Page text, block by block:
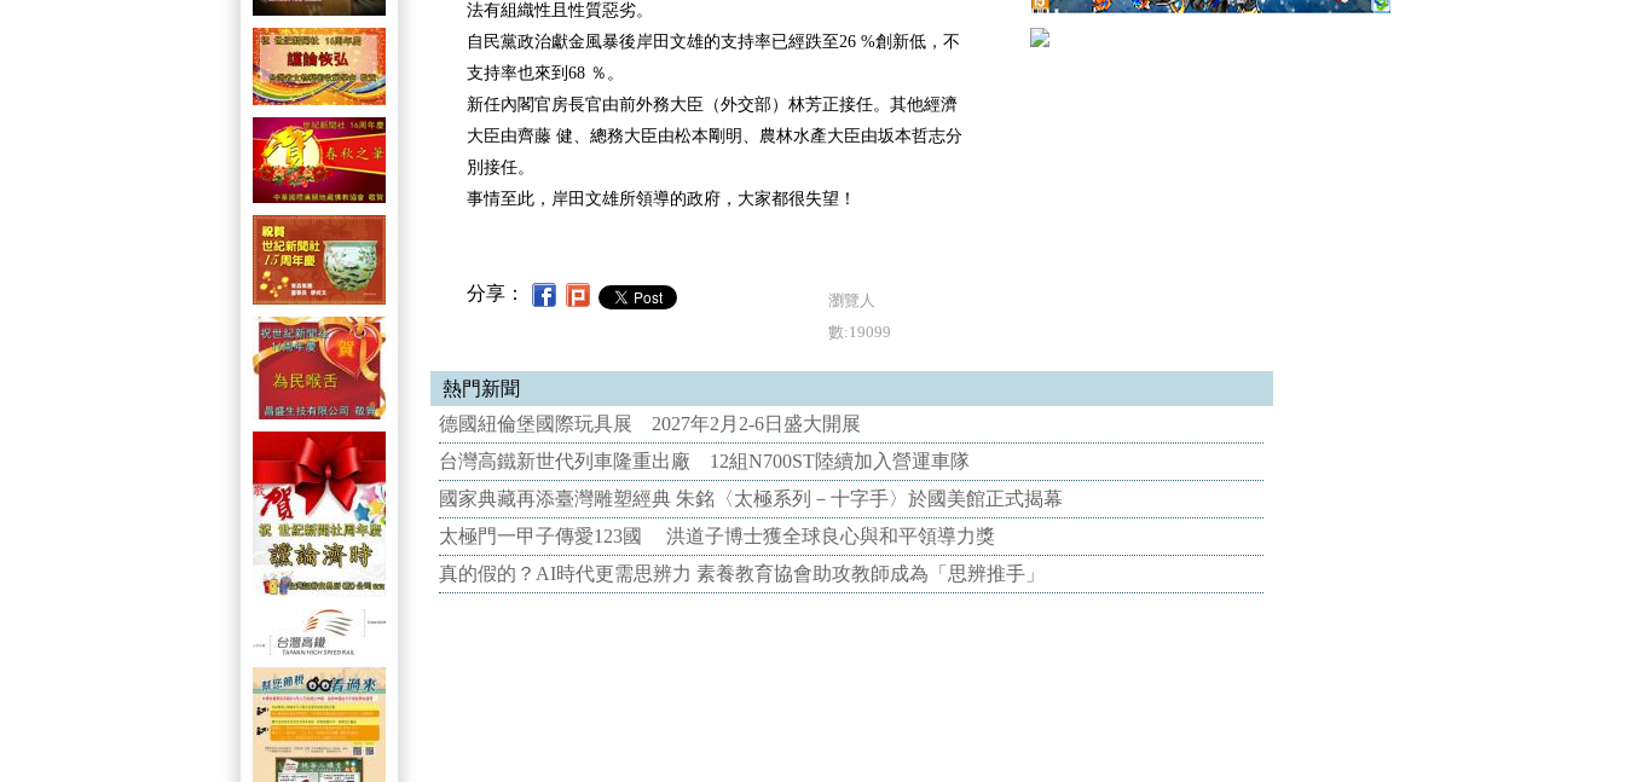
法有組織性且性質惡劣。
自民黨政治獻金風暴後岸田文雄的支持率已經跌至26 %創新低，不
支持率也來到68 ％。
新任內閣官房長官由前外務大臣（外交部）林芳正接任。其他經濟
大臣由齊藤 健、總務大臣由松本剛明、農林水產大臣由坂本哲志分
別接任。
事情至此，岸田文雄所領導的政府，大家都很失望！
分享：
瀏覽人
數:19099
熱門新聞
德國紐倫堡國際玩具展 2027年2月2-6日盛大開展
台灣高鐵新世代列車隆重出廠 12組N700ST陸續加入營運車隊
國家典藏再添臺灣雕塑經典 朱銘〈太極系列－十字手〉於國美館正式揭幕
太極門一甲子傳愛123國 洪道子博士獲全球良心與和平領導力獎
真的假的？AI時代更需思辨力 素養教育協會助攻教師成為「思辨推手」